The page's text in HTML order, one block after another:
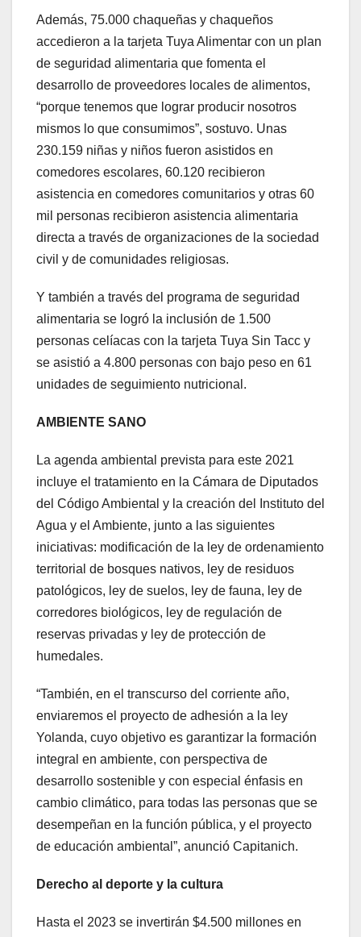
Además, 75.000 chaqueñas y chaqueños
accedieron a la tarjeta Tuya Alimentar con un plan
de seguridad alimentaria que fomenta el
desarrollo de proveedores locales de alimentos,
“porque tenemos que lograr producir nosotros
mismos lo que consumimos”, sostuvo. Unas
230.159 niñas y niños fueron asistidos en
comedores escolares, 60.120 recibieron
asistencia en comedores comunitarios y otras 60
mil personas recibieron asistencia alimentaria
directa a través de organizaciones de la sociedad
civil y de comunidades religiosas.
Y también a través del programa de seguridad
alimentaria se logró la inclusión de 1.500
personas celíacas con la tarjeta Tuya Sin Tacc y
se asistió a 4.800 personas con bajo peso en 61
unidades de seguimiento nutricional.
AMBIENTE SANO
La agenda ambiental prevista para este 2021
incluye el tratamiento en la Cámara de Diputados
del Código Ambiental y la creación del Instituto del
Agua y el Ambiente, junto a las siguientes
iniciativas: modificación de la ley de ordenamiento
territorial de bosques nativos, ley de residuos
patológicos, ley de suelos, ley de fauna, ley de
corredores biológicos, ley de regulación de
reservas privadas y ley de protección de
humedales.
“También, en el transcurso del corriente año,
enviaremos el proyecto de adhesión a la ley
Yolanda, cuyo objetivo es garantizar la formación
integral en ambiente, con perspectiva de
desarrollo sostenible y con especial énfasis en
cambio climático, para todas las personas que se
desempeñan en la función pública, y el proyecto
de educación ambiental”, anunció Capitanich.
Derecho al deporte y la cultura
Hasta el 2023 se invertirán $4.500 millones en